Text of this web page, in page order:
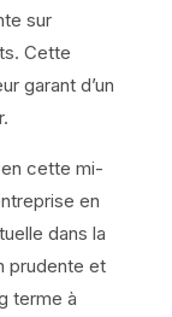
sur
Cette
garant d’un
en cette mi-
en
dans la
prudente et
terme à